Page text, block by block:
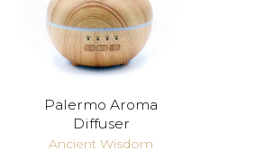
Palermo Aroma
Diffuser
Ancient Wisdom